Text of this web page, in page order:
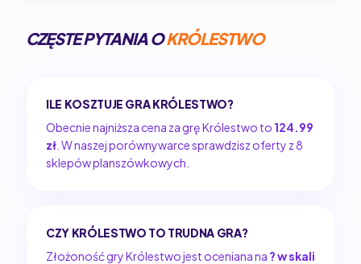
CZĘSTE PYTANIA OKRÓLESTWO
ILE KOSZTUJE GRA KRÓLESTWO?
Obecnie najniższa cena za grę Królestwo to 124.99
zł . W naszej porównywarce sprawdzisz oferty z 8
sklepów planszówkowych.
CZY KRÓLESTWO TO TRUDNA GRA?
Złożoność gry Królestwo jest oceniana na ? w skali